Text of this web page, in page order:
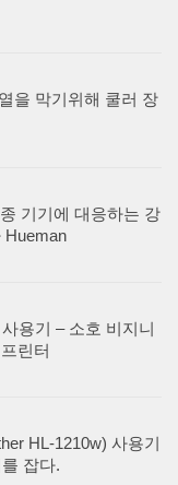
을 막기위해 쿨러 장
기기에 대응하는 강
Hueman
용기 – 소호 비지니
린터
HL-1210w) 사용기
잡다.